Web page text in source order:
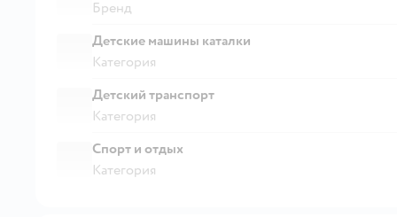
Бренд
Детские машины каталки
Категория
Детский транспорт
Категория
Спорт и отдых
Категория